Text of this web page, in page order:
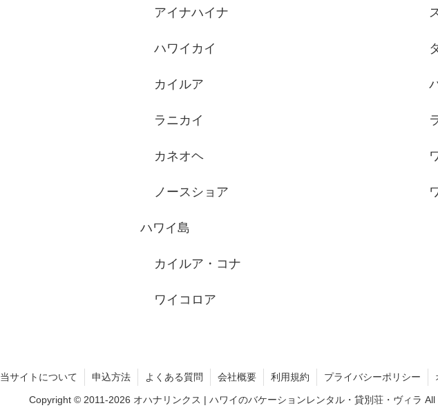
アイナハイナ
ハワイカイ
カイルア
ラニカイ
カネオヘ
ノースショア
ハワイ島
カイルア・コナ
ワイコロア
当サイトについて 申込方法 よくある質問 会社概要 利用規約 プライバシーポリシー
Copyright © 2011-2026 オハナリンクス | ハワイのバケーションレンタル・貸別荘・ヴィラ All